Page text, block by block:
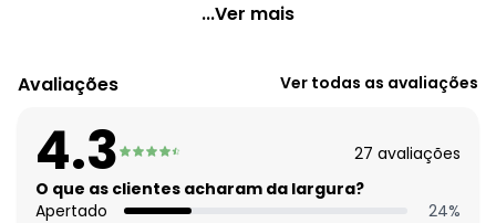
Quintess - Vestido com Decote Profundo Folhagem
Código do produto: 3526969
Modelagem: Solto
Comprimento: Longo
Decote frente: V
Decote costas: Aprofundado com tira
Complemento: Detalhe para amarrar; elástico na cintura;
...Ver mais
Avaliações Ver todas as avaliações
4.3 27 avaliações
O que as clientes acharam da largura?
Apertado
24%